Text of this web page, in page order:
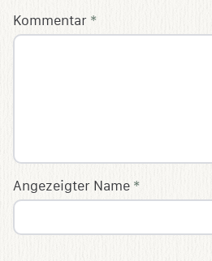
Kommentar *
Angezeigter Name *